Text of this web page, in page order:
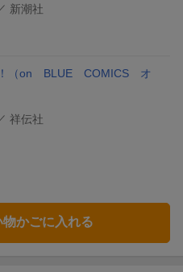
新潮社
（on BLUE COMICS オ
祥伝社
かごに入れる